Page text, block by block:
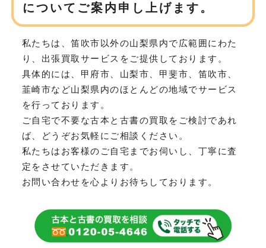
について ご案内申し上げます。
私たちは、笛吹市以外の山梨県内で広範囲にわた
り、 出張買取サービスをご提供しております。
具体的には、甲府市、山梨市、甲斐市、笛吹市、
韮崎市など山梨県内のほとんどの地域でサービス
を行っております。
ご自宅で不要な古本と古書の買取をご検討であれ
ば、どうぞお気軽にご相談ください。
私たちはお客様のご自宅までお伺いし、丁寧に査
定をさせていただきます。
お問い合わせを心よりお待ちしております。